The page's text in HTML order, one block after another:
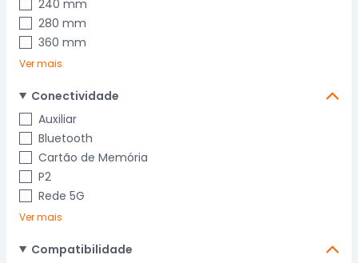
240 mm
280 mm
360 mm
Ver mais
Conectividade
Auxiliar
Bluetooth
Cartão de Memória
P2
Rede 5G
Ver mais
Compatibilidade